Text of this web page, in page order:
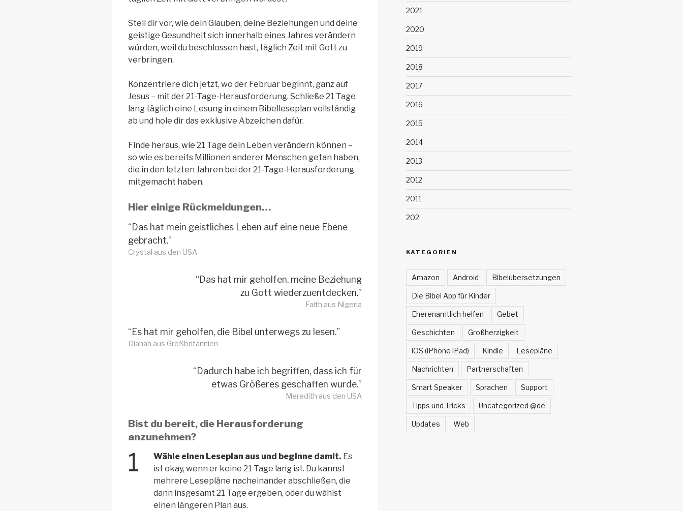
Stell dir vor, wie dein Glauben, deine Beziehungen und deine
geistige Gesundheit sich innerhalb eines Jahres verändern
würden, weil du beschlossen hast, täglich Zeit mit Gott zu
verbringen.
Konzentriere dich jetzt, wo der Februar beginnt, ganz auf
Jesus – mit der 21-Tage-Herausforderung. Schließe 21 Tage
lang täglich eine Lesung in einem Bibelleseplan vollständig
ab und hole dir das exklusive Abzeichen dafür.
Finde heraus, wie 21 Tage dein Leben verändern können –
so wie es bereits Millionen anderer Menschen getan haben,
die in den letzten Jahren bei der 21-Tage-Herausforderung
mitgemacht haben.
Hier einige Rückmeldungen…
“Das hat mein geistliches Leben auf eine neue Ebene
gebracht.”
Crystal aus den USA
“Das hat mir geholfen, meine Beziehung
zu Gott wiederzuentdecken.”
Faith aus Nigeria
“Es hat mir geholfen, die Bibel unterwegs zu lesen.”
Dianah aus Großbritannien
“Dadurch habe ich begriffen, dass ich für
etwas Größeres geschaffen wurde.”
Meredith aus den USA
Bist du bereit, die Herausforderung
anzunehmen?
1 Wähle einen Leseplan aus und beginne damit. Es
ist okay, wenn er keine 21 Tage lang ist. Du kannst
mehrere Lesepläne nacheinander abschließen, die
dann insgesamt 21 Tage ergeben, oder du wählst
einen längeren Plan aus.
2021
2020
2019
2018
2017
2016
2015
2014
2013
2012
2011
202
KATEGORIEN
Amazon Android Bibelübersetzungen
Die Bibel App für Kinder
Eherenamtlich helfen Gebet
Geschichten Großherzigkeit
iOS (iPhone iPad) Kindle Lesepläne
Nachrichten Partnerschaften
Smart Speaker Sprachen Support
Tipps und Tricks Uncategorized @de
Updates Web